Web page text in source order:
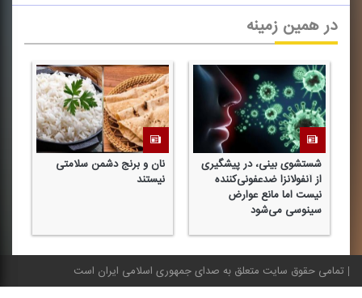
در همین زمینه
شستشوی بینی، در پیشگیری
از آنفولانزا ضدعفونی‌كننده
نیست اما مانع عوارض
سینوسی می‌شود
نان و برنج دشمن سلامتی
نیستند
تمامی حقوق سایت متعلق به صدای جمهوری اسلامی ایران است